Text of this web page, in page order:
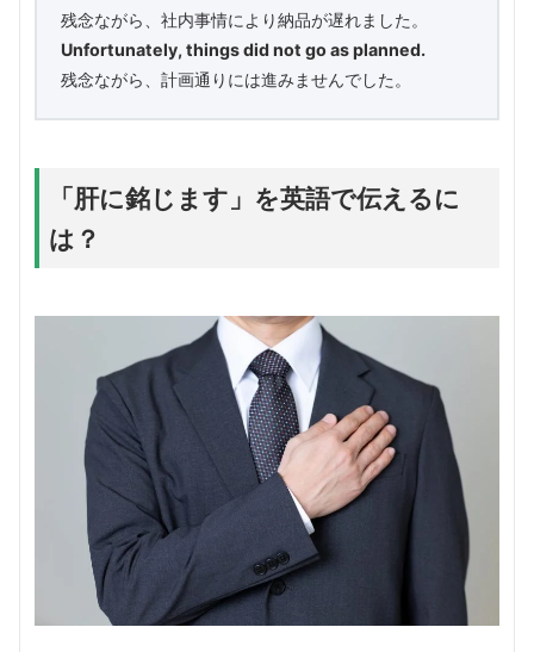
残念ながら、社内事情により納品が遅れました。
Unfortunately, things did not go as planned.
残念ながら、計画通りには進みませんでした。
「肝に銘じます」を英語で伝えるに
は？